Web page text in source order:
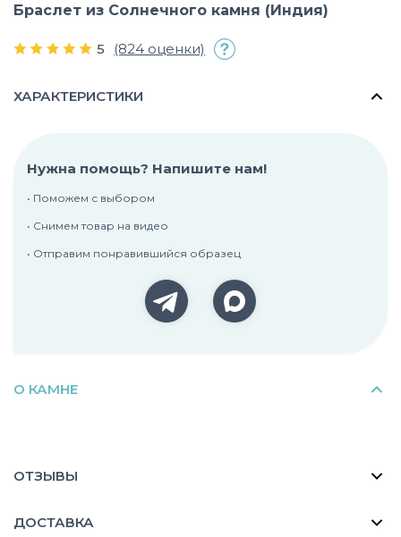
Браслет из Солнечного камня (Индия)
5 (824 оценки)
ХАРАКТЕРИСТИКИ
Нужна помощь? Напишите нам!
• Поможем с выбором
• Снимем товар на видео
• Отправим понравившийся образец
О КАМНЕ
ОТЗЫВЫ
ДОСТАВКА